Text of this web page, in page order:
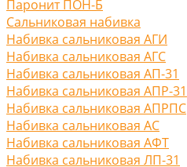
Паронит ПОН-Б
Сальниковая набивка
Набивка сальниковая АГИ
Набивка сальниковая АГС
Набивка сальниковая АП-31
Набивка сальниковая АПР-31
Набивка сальниковая АПРПС
Набивка сальниковая АС
Набивка сальниковая АФТ
Набивка сальниковая ЛП-31